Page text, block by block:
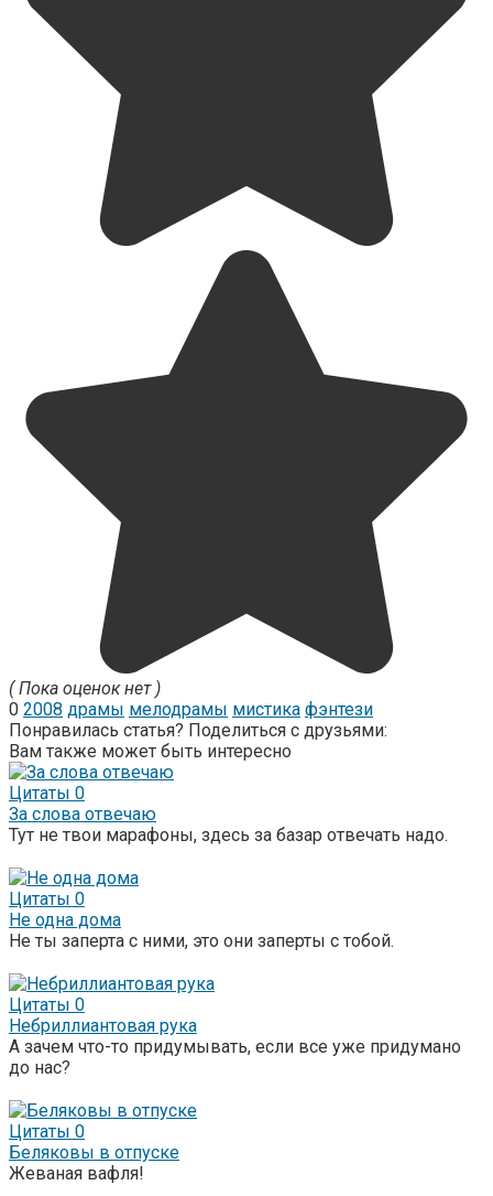
( Пока оценок нет )
0 2008 драмы мелодрамы мистика фэнтези
Понравилась статья? Поделиться с друзьями:
Вам также может быть интересно
Цитаты 0
За слова отвечаю
Тут не твои марафоны, здесь за базар отвечать надо.
Цитаты 0
Не одна дома
Не ты заперта с ними, это они заперты с тобой.
Цитаты 0
Небриллиантовая рука
А зачем что-то придумывать, если все уже придумано
до нас?
Цитаты 0
Беляковы в отпуске
Жеваная вафля!